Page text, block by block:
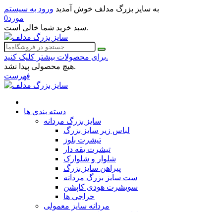
به سایز بزرگ مدلف خوش آمدید ورود به سیستم
0مورد
سبد خرید شما خالی است.
برای محصولات بیشتر کلیک کنید.
هیچ محصولی پیدا نشد.
فهرست
دسته بندی ها
سایز بزرگ مردانه
لباس زیر سایز بزرگ
تیشرت بلوز
تیشرت یقه دار
شلوار و شلوارک
پیراهن سایز بزرگ
ست سایز بزرگ مردانه
سویشرت هودی کاپشن
حراجی ها
مردانه سایز معمولی